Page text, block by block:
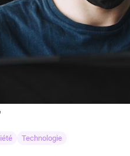
Technologie